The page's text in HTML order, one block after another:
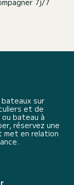
7j/7
sur
et de
bateau à
réservez une
met en relation